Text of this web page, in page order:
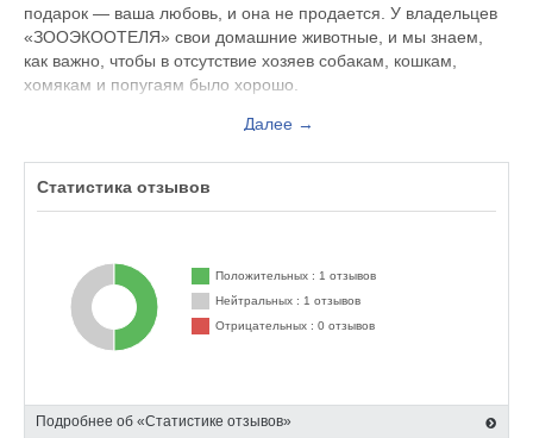
подарок — ваша любовь, и она не продается. У владельцев
«ЗООЭКООТЕЛЯ» свои домашние животные, и мы знаем,
как важно, чтобы в отсутствие хозяев собакам, кошкам,
хомякам и попугаям было хорошо.
Что ждет ваших зверушек в разлуке с вами? Вы будете
Ведь каждый день лохматых, пушистых и пернатых клиентов
Красота. Сохранить, а кому-то и улучшить чувство
собственного достоинства помогут правильный и любимый
режим питания, СПА-процедуры и модные стрижки.
регулярных занятий с профессиональными собаководами.
Далее →
Статистика отзывов
Положительных : 1 отзывов
Нейтральных : 1 отзывов
Отрицательных : 0 отзывов
Подробнее об «Статистике отзывов»